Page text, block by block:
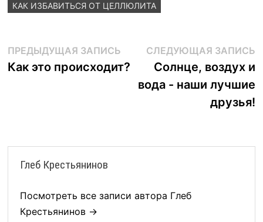
КАК ИЗБАВИТЬСЯ ОТ ЦЕЛЛЮЛИТА
Навигация
по
ПРЕДЫДУЩАЯ ЗАПИСЬПредыдущая
запись:
Как это происходит?
СЛЕДУЮЩАЯ ЗАПИСЬ
Солнце, воздух и
вода - наши лучшие
друзья!
Глеб Крестьянинов
Посмотреть все записи автора Глеб
Крестьянинов →